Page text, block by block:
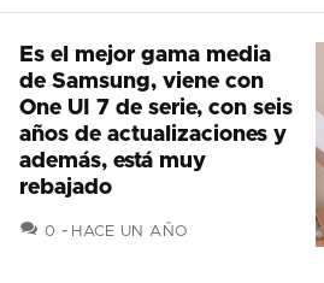
Es el mejor gama media
de Samsung, viene con
One UI 7 de serie, con seis
años de actualizaciones y
además, está muy
rebajado
0 COMENTARIOS
HACE UN AÑO